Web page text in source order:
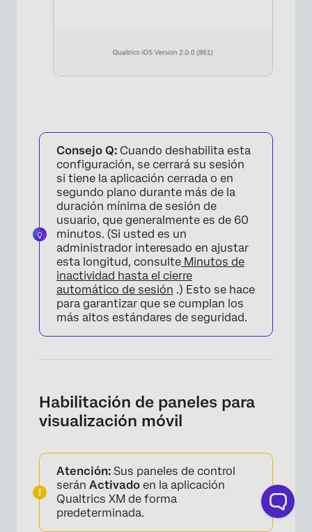
×
Consejo Q: Cuando deshabilita esta
configuración, se cerrará su sesión
si tiene la aplicación cerrada o en
segundo plano durante más de la
duración mínima de sesión de
usuario, que generalmente es de 60
minutos. (Si usted es un
administrador interesado en ajustar
esta longitud, consulte Minutos de
inactividad hasta el cierre
automático de sesión .) Esto se hace
para garantizar que se cumplan los
más altos estándares de seguridad.
Habilitación de paneles para
visualización móvil
Atención: Sus paneles de control
serán Activado en la aplicación
Qualtrics XM de forma
predeterminada.